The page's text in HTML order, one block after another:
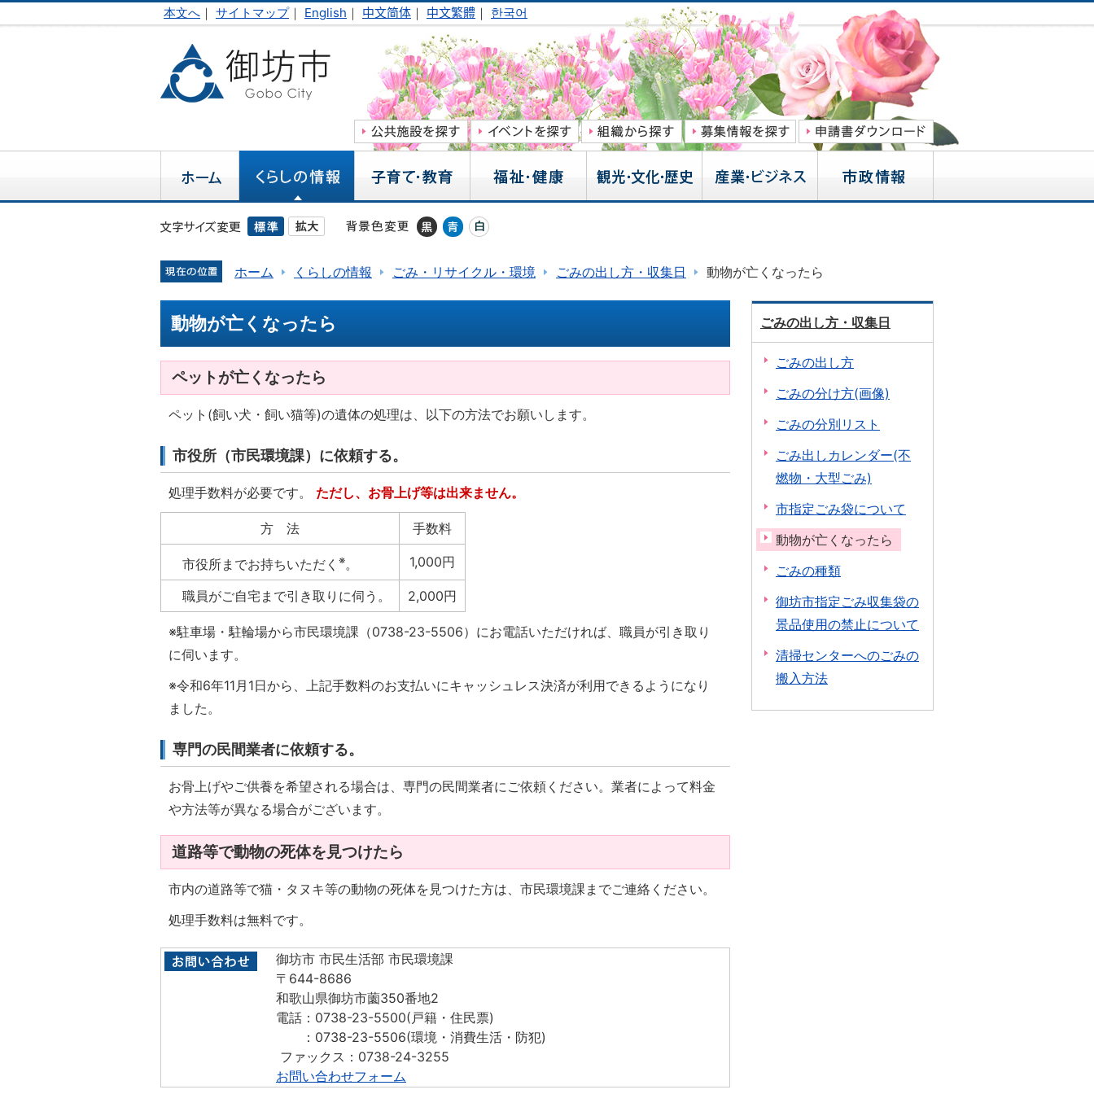
本文へ ｜ サイトマップ｜ English ｜ 中文简体 ｜ 中文繁體 ｜ 한국어
ホーム くらしの情報 ごみ・リサイクル・環境 ごみの出し方・収集日 動物が亡くなったら
動物が亡くなったら
ペットが亡くなったら
ペット(飼い犬・飼い猫等)の遺体の処理は、以下の方法でお願いします。
市役所（市民環境課）に依頼する。
処理手数料が必要です。 ただし、お骨上げ等は出来ません。
方 法 手数料
市役所までお持ちいただく ※。 1,000円
職員がご自宅まで引き取りに伺う。 2,000円
※駐車場・駐輪場から市民環境課（0738-23-5506）にお電話いただければ、職員が引き取り
に伺います。
※令和6年11月1日から、上記手数料のお支払いにキャッシュレス決済が利用できるようになり
ました。
専門の民間業者に依頼する。
お骨上げやご供養を希望される場合は、専門の民間業者にご依頼ください。業者によって料金
や方法等が異なる場合がございます。
道路等で動物の死体を見つけたら
市内の道路等で猫・タヌキ等の動物の死体を見つけた方は、市民環境課までご連絡ください。
処理手数料は無料です。
御坊市 市民生活部 市民環境課
〒644-8686
和歌山県御坊市薗350番地2
電話：0738-23-5500(戸籍・住民票)
：0738-23-5506(環境・消費生活・防犯)
​​​​​​​ ファックス：0738-24-3255
お問い合わせフォーム
ごみの出し方・収集日
ごみの出し方
ごみの分け方(画像)
ごみの分別リスト
ごみ出しカレンダー(不
燃物・大型ごみ)
市指定ごみ袋について
動物が亡くなったら
ごみの種類
御坊市指定ごみ収集袋の
景品使用の禁止について
清掃センターへのごみの
搬入方法